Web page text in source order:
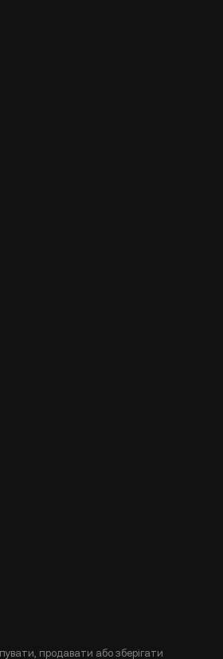
продавати або зберігати